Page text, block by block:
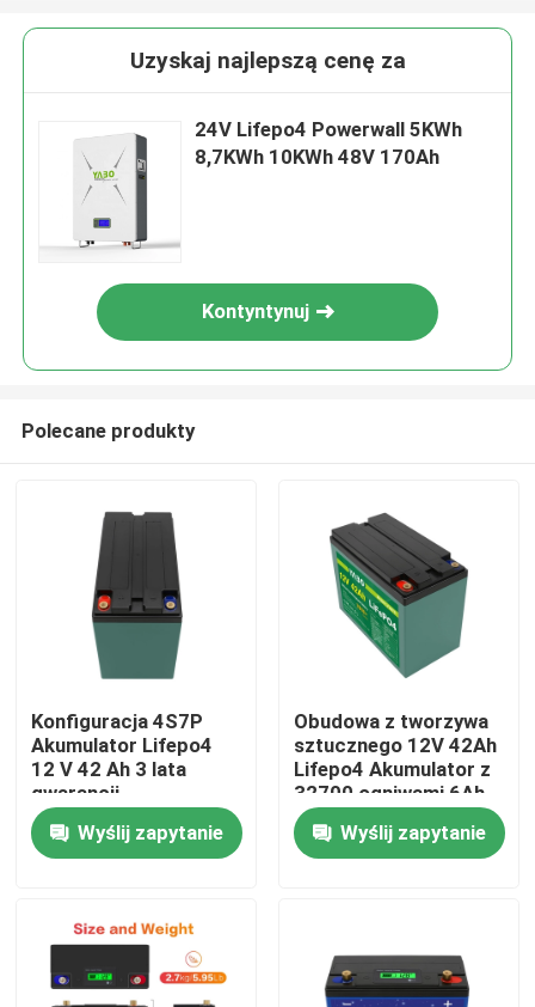
Do domu
Produkty
Filmy
Uzyskaj najlepszą cenę za
24V Lifepo4 Powerwall 5KWh
8,7KWh 10KWh 48V 170Ah
Kontyntynuj
Polecane produkty
Konfiguracja 4S7P
Akumulator Lifepo4
12 V 42 Ah 3 lata
gwarancji
Kompaktowy rozmiar
Wyślij zapytanie
Obudowa z tworzywa
sztucznego 12V 42Ah
Lifepo4 Akumulator z
32700 ogniwami 6Ah
Konfiguracja 4S4P
Wyślij zapytanie